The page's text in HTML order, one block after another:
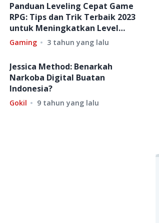
Panduan Leveling Cepat Game
RPG: Tips dan Trik Terbaik 2023
untuk Meningkatkan Level
dengan Cepat!
Gaming 3 tahun yang lalu
Jessica Method: Benarkah
Narkoba Digital Buatan
Indonesia?
Gokil 9 tahun yang lalu